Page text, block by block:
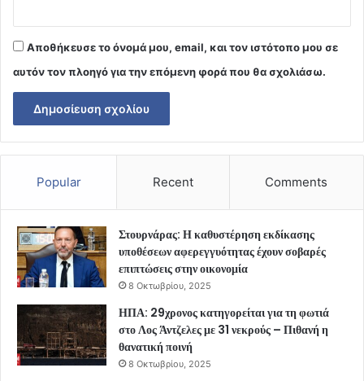
Αποθήκευσε το όνομά μου, email, και τον ιστότοπο μου σε
αυτόν τον πλοηγό για την επόμενη φορά που θα σχολιάσω.
Popular Recent Comments
Στουρνάρας: Η καθυστέρηση εκδίκασης
υποθέσεων αφερεγγυότητας έχουν σοβαρές
επιπτώσεις στην οικονομία
8 Οκτωβρίου, 2025
ΗΠΑ: 29χρονος κατηγορείται για τη φωτιά
στο Λος Άντζελες με 31 νεκρούς – Πιθανή η
θανατική ποινή
8 Οκτωβρίου, 2025